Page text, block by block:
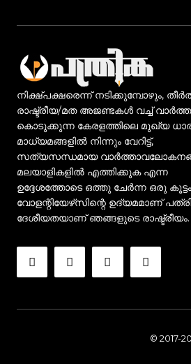
നിക്ഷ്പക്ഷരെന്ന് നടിക്കുമ്പോഴും,
രാഷ്ട്രീയ/മത അജണ്ടകൾ വച്ച്
കൊടുക്കുന്ന കേരളത്തിലെ മുഖ്യ
മാധ്യമങ്ങളിൽ നിന്നും വേറിട്ട്,
സത്യസന്ധമായ
മലയാളികളിൽ എത്തിക്കുക എന്ന
ഉദ്ദേശത്തോടെ ഒത്തു ചേർന്ന ഒരു കൂട്ടം
വോളന്റിയേഴ്‌സിന്റെ ഉദ്യമമാണ്
ദേശീയതയാണ് ഞങ്ങളുടെ രാഷ്ട്രീയം.
© 2017-